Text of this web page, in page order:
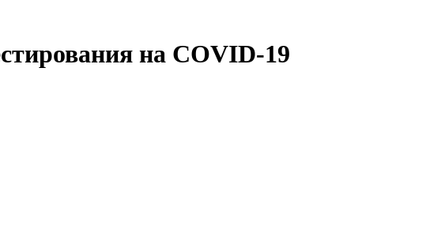
на COVID-19